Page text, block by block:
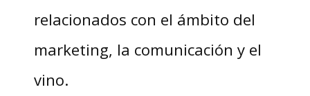
relacionados con el ámbito del
marketing, la comunicación y el
vino.